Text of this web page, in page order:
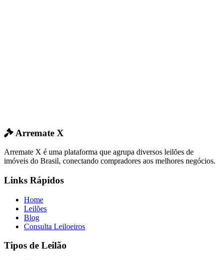
Arremate X
Arremate X é uma plataforma que agrupa diversos leilões de
imóveis do Brasil, conectando compradores aos melhores negócios.
Links Rápidos
Home
Leilões
Blog
Consulta Leiloeiros
Tipos de Leilão